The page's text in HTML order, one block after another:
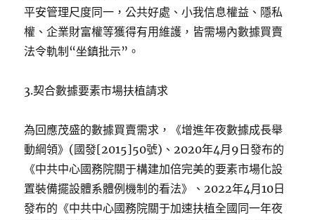
平安管理尺度同一，公共好處、小我信息權益、隱私
權、企業財富權等獲得有用維護，皆需場內數據買賣
法令軌制“坐鎮批示”。
3.契合數據要素市場扶植請求
為回應茂盛的數據買賣需求，《增進年夜數據成長舉
動綱領》(國發[2015]50號)、2020年4月9日發布的
《中共中心國務院關于構建加倍完美的要素市場化設
置裝備擺設體系體例機制的看法》、2022年4月10日
發布的《中共中心國務院關于加速扶植全國同一年夜